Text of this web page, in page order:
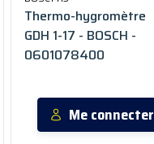
Thermo-hygromètre
GDH 1-17 - BOSCH -
0601078400
Me connecter